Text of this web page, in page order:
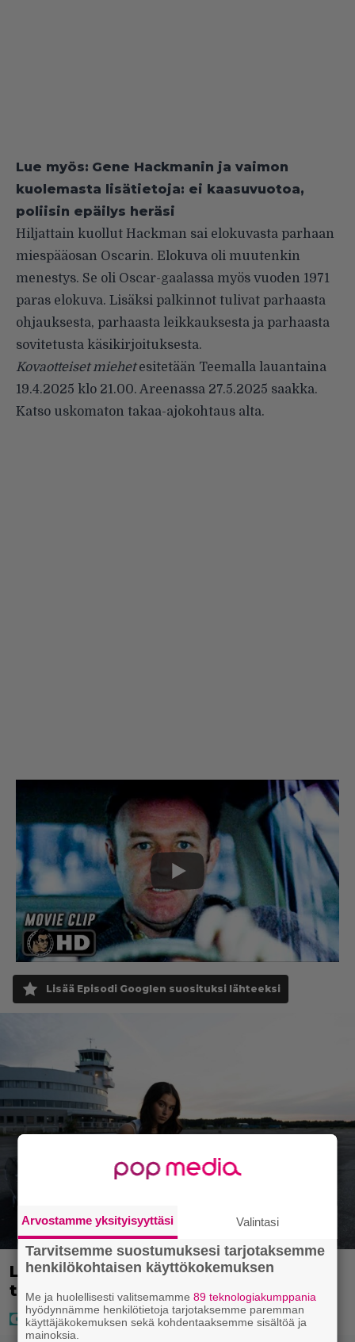
Lue myös: Gene Hackmanin ja vaimon
kuolemasta lisätietoja: ei kaasuvuotoa,
poliisin epäilys heräsi
Hiljattain kuollut Hackman sai elokuvasta parhaan
miespääosan Oscarin. Elokuva oli muutenkin
menestys. Se oli Oscar-gaalassa myös vuoden 1971
paras elokuva. Lisäksi palkinnot tulivat parhaasta
ohjauksesta, parhaasta leikkauksesta ja parhaasta
sovitetusta käsikirjoituksesta.
Kovaotteiset miehetesitetään Teemalla lauantaina
19.4.2025 klo 21.00. Areenassa 27.5.2025 saakka.
Katso uskomaton takaa-ajokohtaus alta.
Lisää Episodi Googlen suosituksi lähteeksi
Laulaja Mirellan rantakuvat ovat
täynnä lomaa, aurinkoa ja iloa
Arvostamme yksityisyyttäsi Valintasi
Tarvitsemme suostumuksesi tarjotaksemme
henkilökohtaisen käyttökokemuksen
Me ja huolellisesti valitsemamme89 teknologiakumppania
hyödynnämme henkilötietoja tarjotaksemme paremman
käyttäjäkokemuksen sekä kohdentaaksemme sisältöä ja
mainoksia.